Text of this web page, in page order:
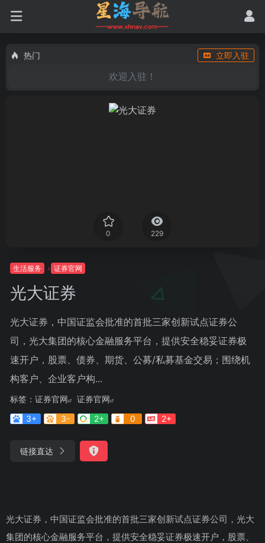
热门 立即入驻
欢迎入驻！
0 229
生活服务 证券官网
光大证券
光大证券，中国证监会批准的首批三家创新试点证券公
司，光大集团的核心金融服务平台，提供安全稳妥证券极
速开户，股票、债券、期货、公募/私募基金交易；围绕机
构客户、企业客户构...
标签： 证券官网
证券官网
3+
3- 2+ 0 2+
链接直达
光大证券，中国证监会批准的首批三家创新试点证券公司，光大
集团的核心金融服务平台，提供安全稳妥证券极速开户，股票、